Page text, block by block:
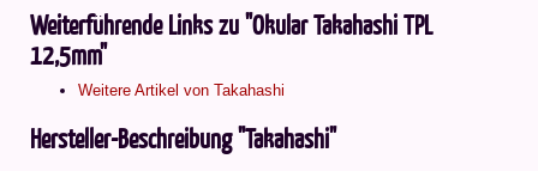
Weiterführende Links zu "Okular Takahashi TPL
12,5mm"
Weitere Artikel von Takahashi
Hersteller-Beschreibung "Takahashi"